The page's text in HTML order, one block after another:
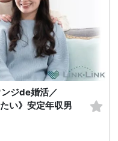
ジde婚活／
い》安定年収男